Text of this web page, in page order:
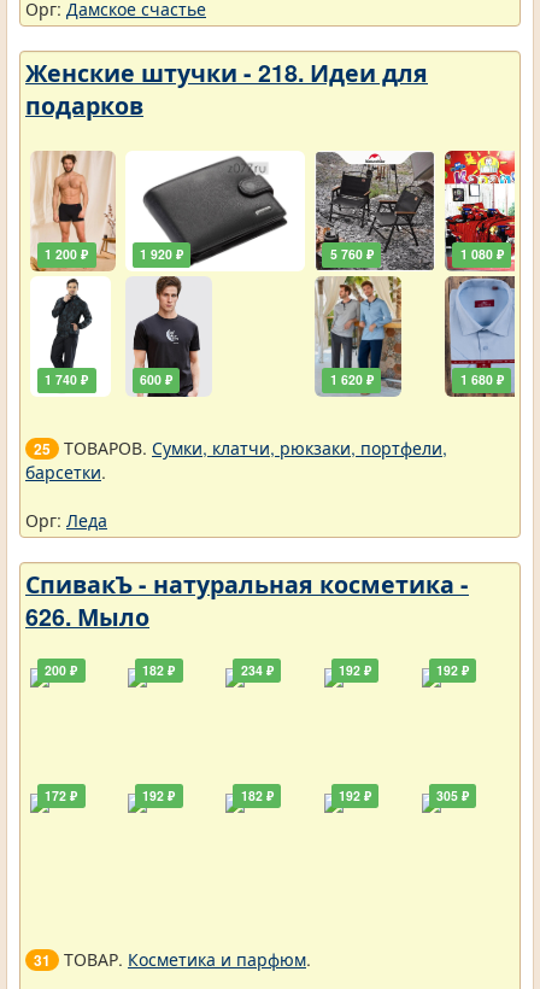
Орг: Дамское счастье
Женские штучки - 218. Идеи для
подарков
1 200 ₽
1 740 ₽
1 920 ₽
600 ₽
5 760 ₽
1 620 ₽
1 080 ₽
1 680 ₽
25 ТОВАРОВ. Сумки, клатчи, рюкзаки, портфели,
барсетки.
Орг: Леда
СпивакЪ - натуральная косметика -
626. Мыло
200 ₽
172 ₽
182 ₽
192 ₽
234 ₽
182 ₽
192 ₽
192 ₽
192 ₽
305 ₽
31 ТОВАР. Косметика и парфюм.